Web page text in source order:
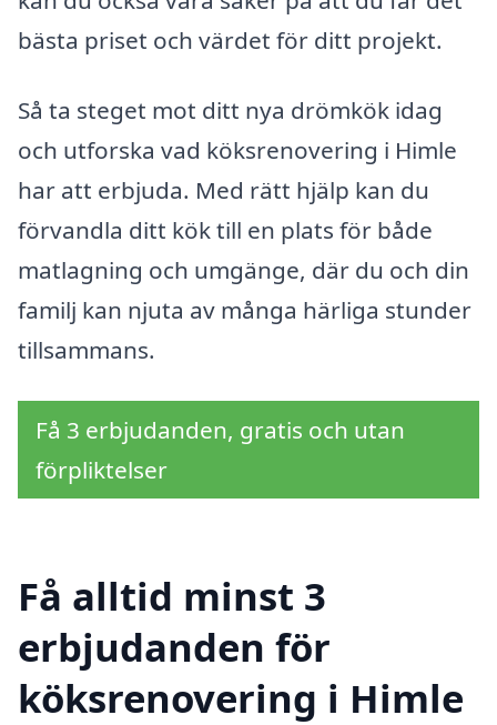
bästa priset och värdet för ditt projekt.
Så ta steget mot ditt nya drömkök idag
och utforska vad köksrenovering i Himle
har att erbjuda. Med rätt hjälp kan du
förvandla ditt kök till en plats för både
matlagning och umgänge, där du och din
familj kan njuta av många härliga stunder
tillsammans.
Få 3 erbjudanden, gratis och utan
förpliktelser
Få alltid minst 3
erbjudanden för
köksrenovering i Himle